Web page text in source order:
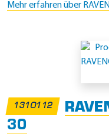
i
P
a
r
Mehr erfahren über
1310112
30